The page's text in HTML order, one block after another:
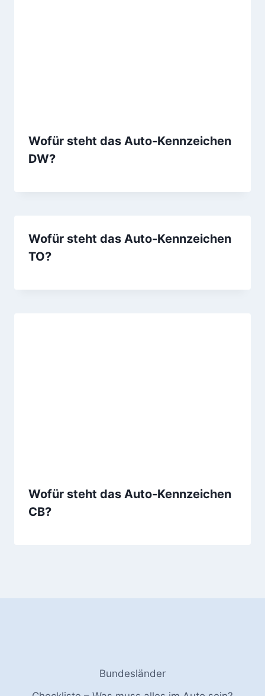
Wofür steht das Auto-Kennzeichen
DW?
Wofür steht das Auto-Kennzeichen
TO?
Wofür steht das Auto-Kennzeichen
CB?
Bundesländer